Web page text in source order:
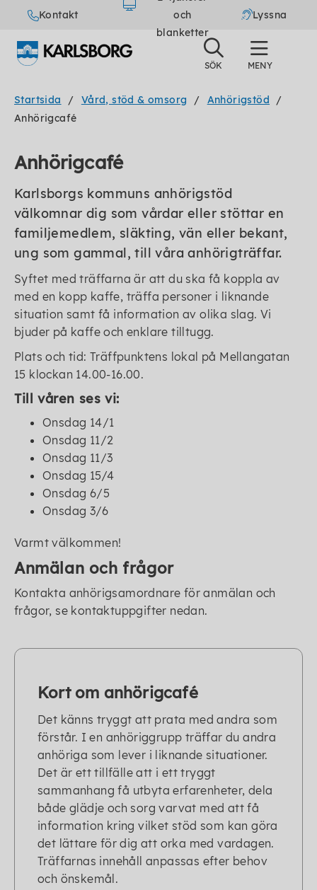
Kontakt
och
blanketter
Lyssna
Startsida Vård, stöd & omsorg
Anhörigstöd
Anhörigcafé
Anhörigcafé
Karlsborgs kommuns anhörigstöd
välkomnar dig som vårdar eller stöttar en
familjemedlem, släkting, vän eller bekant,
ung som gammal, till våra anhörigträffar.
Syftet med träffarna är att du ska få koppla av
med en kopp kaffe, träffa personer i liknande
situation samt få information av olika slag. Vi
bjuder på kaffe och enklare tilltugg.
Plats och tid: Träffpunktens lokal på Mellangatan
15 klockan 14.00-16.00.
Till våren ses vi:
Onsdag 14/1
Onsdag 11/2
Onsdag 11/3
Onsdag 15/4
Onsdag 6/5
Onsdag 3/6
Varmt välkommen!
Anmälan och frågor
Kontakta anhörigsamordnare för anmälan och
frågor, se kontaktuppgifter nedan.
Kort om anhörigcafé
Det känns tryggt att prata med andra som
förstår. I en anhöriggrupp träffar du andra
anhöriga som lever i liknande situationer.
Det är ett tillfälle att i ett tryggt
sammanhang få utbyta erfarenheter, dela
både glädje och sorg varvat med att få
information kring vilket stöd som kan göra
det lättare för dig att orka med vardagen.
Träffarnas innehåll anpassas efter behov
och önskemål.